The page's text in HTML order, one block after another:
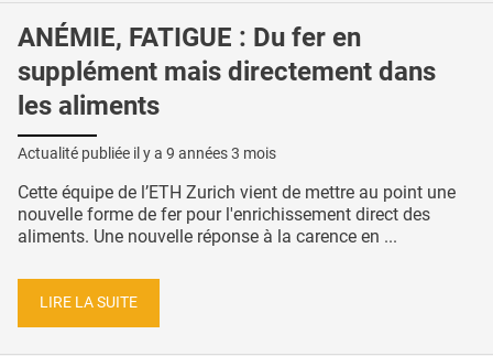
ANÉMIE, FATIGUE : Du fer en
supplément mais directement dans
les aliments
Actualité publiée il y a 9 années 3 mois
Cette équipe de l’ETH Zurich vient de mettre au point une
nouvelle forme de fer pour l'enrichissement direct des
aliments. Une nouvelle réponse à la carence en ...
LIRE LA SUITE